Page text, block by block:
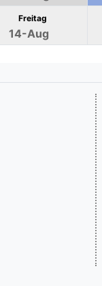
Freitag
14-Aug